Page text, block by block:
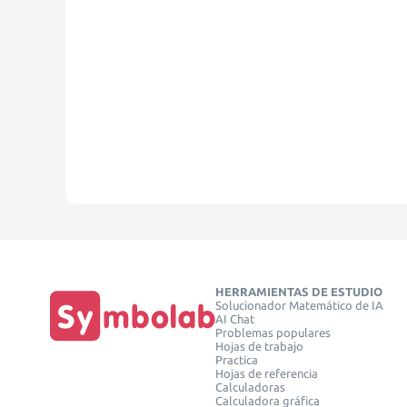
HERRAMIENTAS DE ESTUDIO
Solucionador Matemático de IA
AI Chat
Problemas populares
Hojas de trabajo
Practica
Hojas de referencia
Calculadoras
Calculadora gráfica